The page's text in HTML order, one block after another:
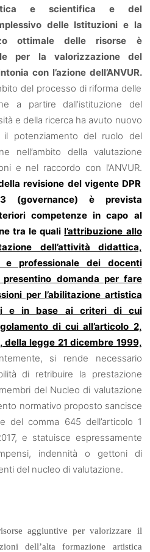
e scientifica e del
delle Istituzioni e la
ottimale delle risorse è
per la valorizzazione del
con l’azione dell’ANVUR.
del processo di riforma delle
a partire dall’istituzione del
e della ricerca ha avuto nuovo
il potenziamento del ruolo del
nell’ambito della valutazione
e nel raccordo con l’ANVUR.
revisione del vigente DPR
(governance) è prevista
competenze in capo al
tra le qualil’attribuzione allo
dell’attività didattica,
e professionale dei docenti
presentino domanda per fare
per l’abilitazione artistica
e in base ai criteri di cui
di cui all’articolo 2,
della legge 21 dicembre 1999,
si rende necessario
di retribuire la prestazione
del Nucleo di valutazione
normativo proposto sancisce
del comma 645 dell’articolo 1
e statuisce espressamente
indennità o gettoni di
del nucleo di valutazione.
aggiuntive per valorizzare il
dell’alta formazione artistica